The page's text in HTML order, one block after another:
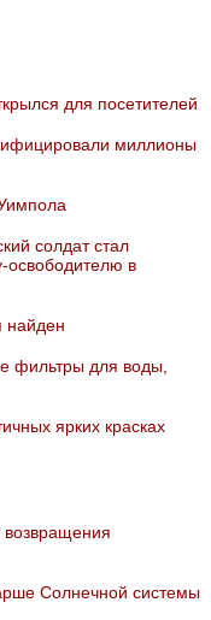
для посетителей
миллионы
солдат стал
освободителю в
найден
фильтры для воды,
ярких красках
возвращения
Солнечной системы